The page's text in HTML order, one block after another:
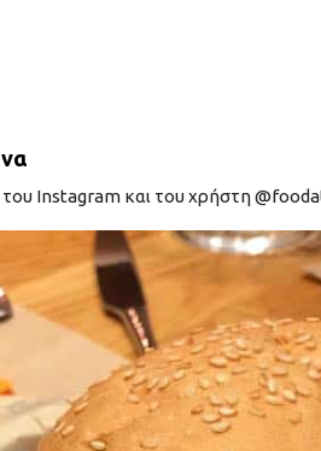
Instagram και του χρήστη